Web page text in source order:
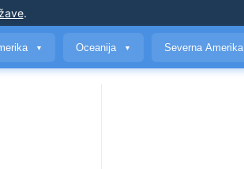
.
▼ Oceanija ▼ Severna Amerika